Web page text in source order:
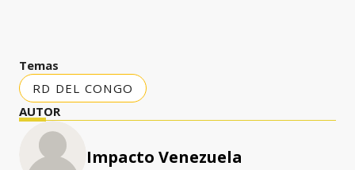
Temas
RD DEL CONGO
AUTOR
Impacto Venezuela